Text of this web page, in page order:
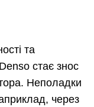
та
стає знос
Неполадки
через